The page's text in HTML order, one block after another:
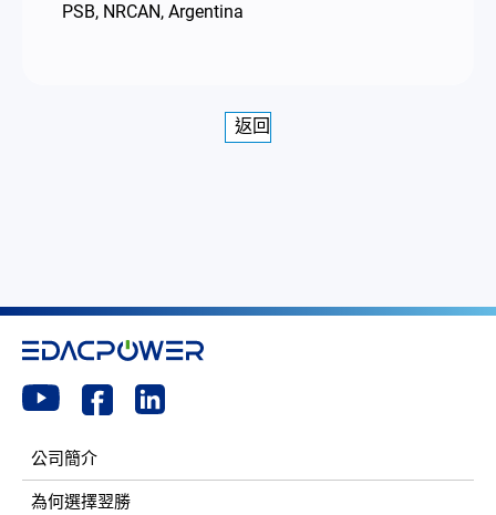
PSB, NRCAN, Argentina
返回
公司簡介
為何選擇翌勝